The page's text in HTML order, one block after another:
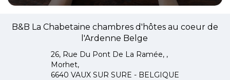
B&B La Chabetaine chambres d'hôtes au coeur de
l'Ardenne Belge
26, Rue Du Pont De La Ramée, ,
Morhet,
6640 VAUX SUR SURE - BELGIQUE